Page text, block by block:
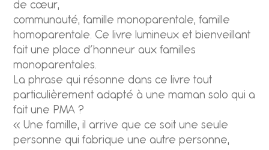
de cœur,
communauté, famille monoparentale, famille
homoparentale. Ce livre lumineux et bienveillant
fait une place d’honneur aux familles
monoparentales.
La phrase qui résonne dans ce livre tout
particulièrement adapté à une maman solo qui a
fait une PMA ?
« Une famille, il arrive que ce soit une seule
personne qui fabrique une autre personne,